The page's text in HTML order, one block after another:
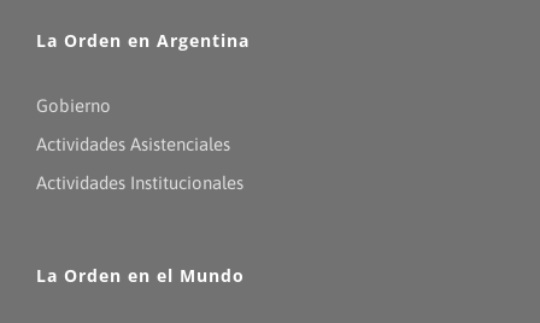
La Orden en Argentina
Gobierno
Actividades Asistenciales
Actividades Institucionales
La Orden en el Mundo